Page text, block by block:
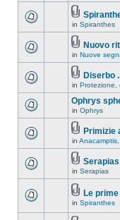
in Spiranthes
Nuovo
in Nuove
Diserbo
in Protezione,
Ophrys
in Ophrys
Primizie
in
in Serapias
Le
in Spiranthes